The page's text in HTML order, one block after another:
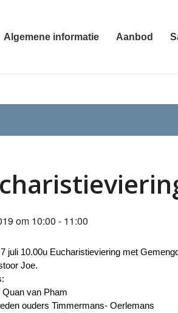
Algemene informatie Aanbod
om 10:00 - 11:00
juli 10.00u Eucharistieviering met
Joe.
Quan van Pham
ouders Timmermans- Oerlemans